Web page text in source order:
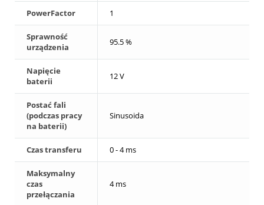
PowerFactor 1
Sprawność
urządzenia
95.5 %
Napięcie
baterii
12 V
Postać fali
(podczas pracy
na baterii)
Sinusoida
Czas transferu 0 - 4 ms
Maksymalny
czas
przełączania
4 ms